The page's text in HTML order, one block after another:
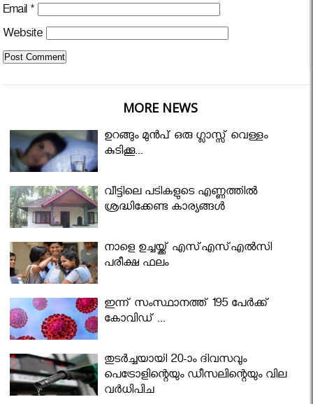
Email *
Website
MORE NEWS
ഉറങ്ങും മുന്‍പ് ഒരു ഗ്ലാസ്സ് വെള്ളം
കുടിക്കൂ...
വീട്ടിലെ പടികളുടെ എണ്ണത്തിൽ
ശ്രദ്ധിക്കേണ്ട കാര്യങ്ങൾ
നാളെ ഉച്ചയ്ക്ക് എസ്എസ്എല്‍സി
പരീക്ഷ ഫലം
ഇന്ന് സംസ്ഥാനത്ത് 195 പേര്‍ക്ക്
കോവിഡ് ...
തുടർച്ചയായി 20-ാം ദിവസവും
പെട്രോളിന്റെയും ഡീസലിന്റെയും വില
വര്‍ധിപ്പിച്ചു